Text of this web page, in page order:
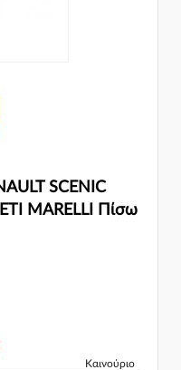
SCENIC
MARELLI Πίσω
Καινούριο